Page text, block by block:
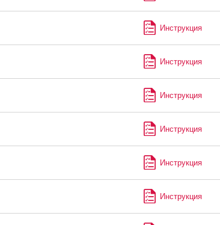
Инструкция
Инструкция
Инструкция
Инструкция
Инструкция
Инструкция